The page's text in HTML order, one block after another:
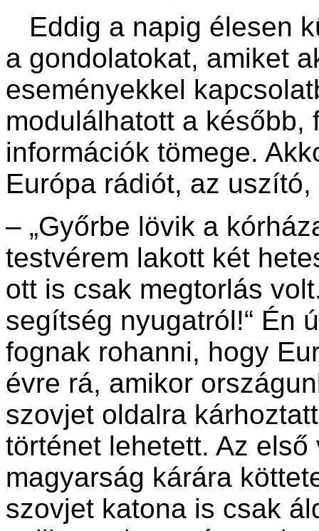
Eddig a napig élesen
a gondolatokat, amiket
eseményekkel
modulálhatott a később,
információk tömege.
Európa rádiót, az
– „Győrbe lövik a
testvérem lakott két
ott is csak megtorlás
segítség nyugatról!“ Én
fognak rohanni, hogy
évre rá, amikor
szovjet oldalra
történet lehetett. Az
magyarság kárára
szovjet katona is csak